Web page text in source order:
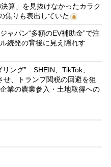
算」を見抜けなかったカラク
焦りも表出していた
ャパン“多額のEV補助金”で注
続発の背後に見え隠れす
ング” SHEIN、TikTok、
、トランプ関税の回避を狙
業の農業参入・土地取得への